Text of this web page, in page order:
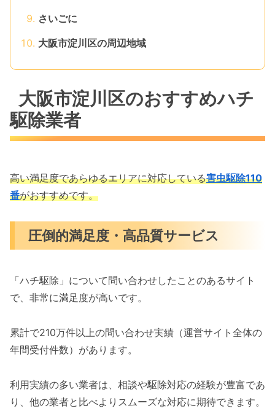
さいごに
大阪市淀川区の周辺地域
大阪市淀川区のおすすめハチ
駆除業者
高い満足度であらゆるエリアに対応している害虫駆除110
番がおすすめです。
圧倒的満足度・高品質サービス
「ハチ駆除」について問い合わせしたことのあるサイト
で、非常に満足度が高いです。
累計で210万件以上の問い合わせ実績（運営サイト全体の
年間受付件数）があります。
利用実績の多い業者は、相談や駆除対応の経験が豊富であ
り、他の業者と比べよりスムーズな対応に期待できます。